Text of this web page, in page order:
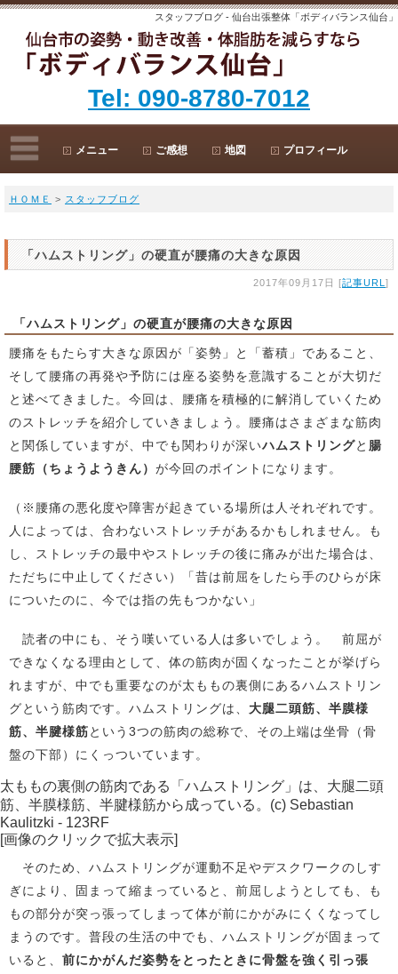
スタッフブログ - 仙台出張整体「ボディバランス仙台」
Tel: 090-8780-7012
メニュー ご感想 地図 プロフィール
ＨＯＭＥ > スタッフブログ
「ハムストリング」の硬直が腰痛の大きな原因
2017年09月17日 [記事URL ]
「ハムストリング」の硬直が腰痛の大きな原因
腰痛をもたらす大きな原因が「姿勢」と「蓄積」であること、
そして腰痛の再発や予防には座る姿勢を意識することが大切だ
と述べてきました。今回は、腰痛を積極的に解消していくため
のストレッチを紹介していきましょう。腰痛はさまざまな筋肉
と関係していますが、中でも関わりが深いハムストリングと 腸
腰筋（ちょうようきん） が今回のポイントになります。
（※腰痛の悪化度や障害が起きている場所は人それぞれです。
人によっては、合わないストレッチがあるかもしれません。も
し、ストレッチの最中やストレッチの後に痛みが出た場合は、
ただちに中止してください）「昔は前屈をしたら手のひらが床
についたのに、今では指の先もつかない」
読者の中にも、そう嘆いている人は多いでしょう。 前屈が
できなくなる理由として、体の筋肉が固くなったことが挙げら
れますが、中でも重要なのが太ももの裏側にあるハムストリン
グという筋肉です。ハムストリングは、 大腿二頭筋、半膜様
筋、半腱様筋という3つの筋肉の総称で、その上端は坐骨（骨
盤の下部）にくっついています。
太ももの裏側の筋肉である「ハムストリング」は、大腿二頭
筋、半膜様筋、半腱様筋から成っている。(c) Sebastian
Kaulitzki - 123RF
[画像のクリックで拡大表示]
そのため、ハムストリングが運動不足やデスクワークのしす
ぎにより、固まって縮まっていると、前屈しようとしても、も
もの部分が突っ張ってしまって体が前にかがみにくくなってし
まうのです。普段の生活の中でも、ハムストリングが固まって
いると、 前にかがんだ姿勢をとったときに骨盤を強く引っ張